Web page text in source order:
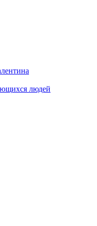
людей